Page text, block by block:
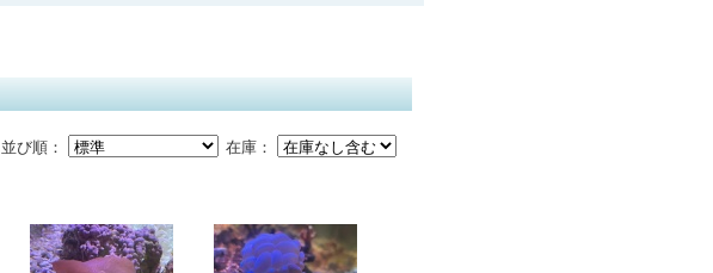
在庫：
並び順：